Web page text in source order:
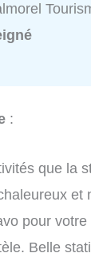
:
que la
et
pour
Belle